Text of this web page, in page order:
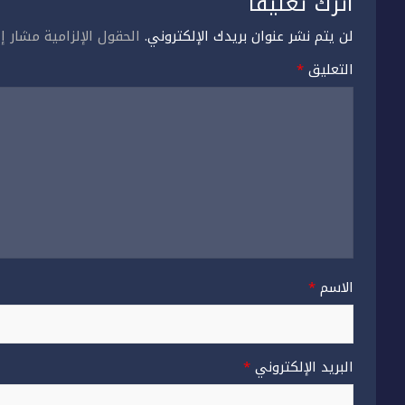
لن يتم نشر عنوان بريدك الإلكتروني. الحقول الإلزامية مشار
التعليق*
الاسم*
البريد الإلكتروني*